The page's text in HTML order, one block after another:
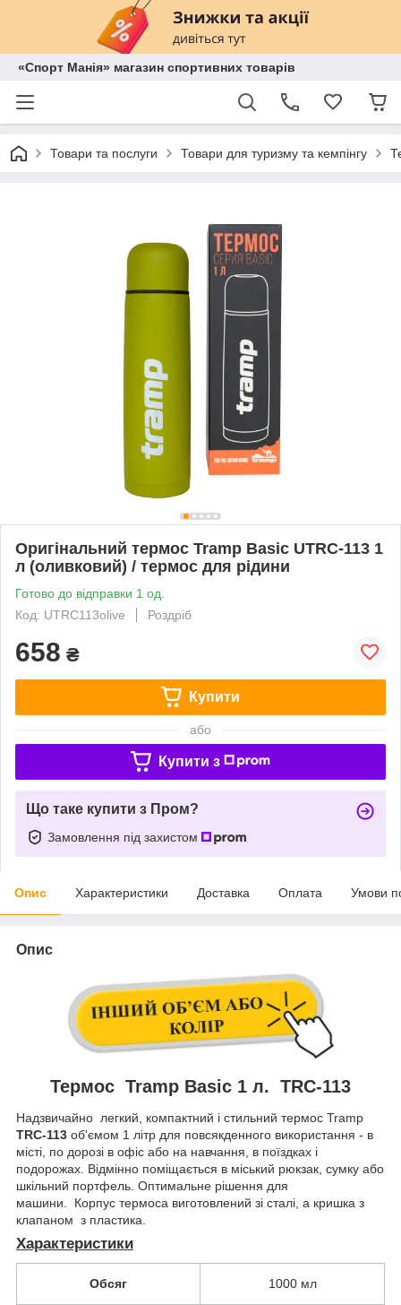
«Спорт Манія» магазин спортивних товарів
Товари та послуги Товари для туризму та кемпінгу
Оригінальний термос Tramp Basic UTRC-113 1
л (оливковий) / термос для рідини
Готово до відправки 1 од.
Код: UTRC113olive
Роздріб
658 ₴
Купити
або
Купити з
Що таке купити з Пром?
Замовлення під захистом
Опис Характеристики Доставка Оплата Умови
Опис
Термос Tramp Basic 1 л. TRC-113
Надзвичайно легкий, компактний і стильний термос Tramp
TRC-113 об'ємом 1 літр для повсякденного використання - в
місті, по дорозі в офіс або на навчання, в поїздках і
подорожах. Відмінно поміщається в міський рюкзак, сумку або
шкільний портфель. Оптимальне рішення для
машини. Корпус термоса виготовлений зі сталі, а кришка з
клапаном з пластика.
Характеристики
Обсяг 1000 мл